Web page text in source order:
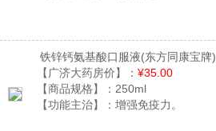
铁锌钙氨基酸口服液(东方同康宝牌)
【广济大药房价】： ¥35.00
【商品规格】： 250ml
【功能主治】： 增强免疫力。